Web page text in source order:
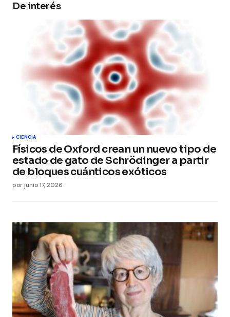
Your E-mail*
Guarda mi nombre, correo electrónico y web en
este navegador para la próxima vez que
comente.
Submit Comment
De interés
CIENCIA
Físicos de Oxford crean un nuevo tipo de
estado de gato de Schrödinger a partir
de bloques cuánticos exóticos
por junio 17, 2026